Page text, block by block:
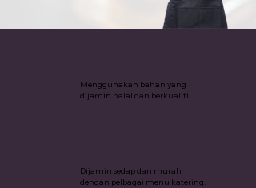
Menggunakan bahan yang
dijamin halal dan berkualiti.
Dijamin sedap dan murah
dengan pelbagai menu katering.